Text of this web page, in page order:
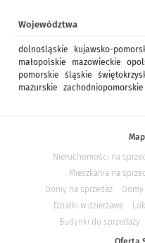
Województwa
dolnośląskie kujawsko-
małopolskie
mazowieckie
pomorskie
śląskie
mazurskie
zachodniopomorskie
Nieruchomości na
Mieszkania na
Domy na sprzedaż
Działki w dzierżawe
Budynki do sprzedaży